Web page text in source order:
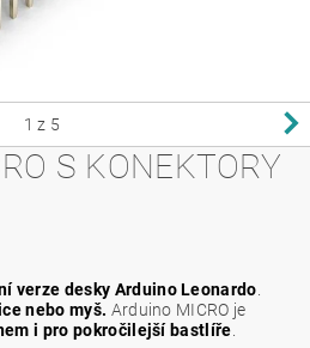
1 z 5
S KONEKTORY
verze desky Arduino Leonardo
nebo myš. Arduino MICRO je
i pro pokročilejší bastlíře